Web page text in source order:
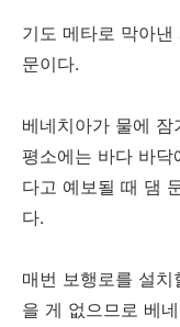
기도 메타로 막아
문이다.
베네치아가 물에
평소에는 바다 바
다고 예보될 때 댐
다.
매번 보행로를 설
을 게 없으므로 베